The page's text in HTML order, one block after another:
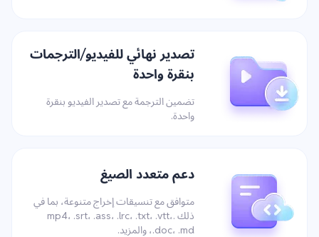
تصدير نهائي للفيديو/الترجمات
بنقرة واحدة
تضمين الترجمة مع تصدير الفيديو بنقرة
واحدة.
دعم متعدد الصيغ
متوافق مع تنسيقات إخراج متنوعة، بما في
ذلك .mp4، .srt، .ass، .lrc، .txt، .vtt،
.doc، .md، والمزيد.